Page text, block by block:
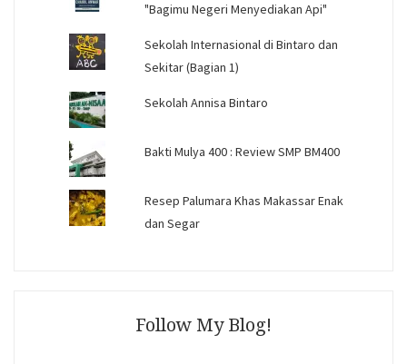
"Bagimu Negeri Menyediakan Api"
Sekolah Internasional di Bintaro dan
Sekitar (Bagian 1)
Sekolah Annisa Bintaro
Bakti Mulya 400 : Review SMP BM400
Resep Palumara Khas Makassar Enak
dan Segar
Follow My Blog!